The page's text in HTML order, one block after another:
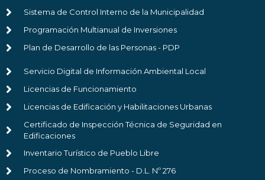
Sistema de Control Interno de la Municipalidad
Programación Multianual de Inversiones
Plan de Desarrollo de las Personas - PDP
Servicio Digital de Información Ambiental Local
Licencias de Funcionamiento
Licencias de Edificación y Habilitaciones Urbanas
Certificado de Inspección Técnica de Seguridad en
Edificaciones
Inventario Turístico de Pueblo Libre
Proceso de Nombramiento - D.L. Nº 276